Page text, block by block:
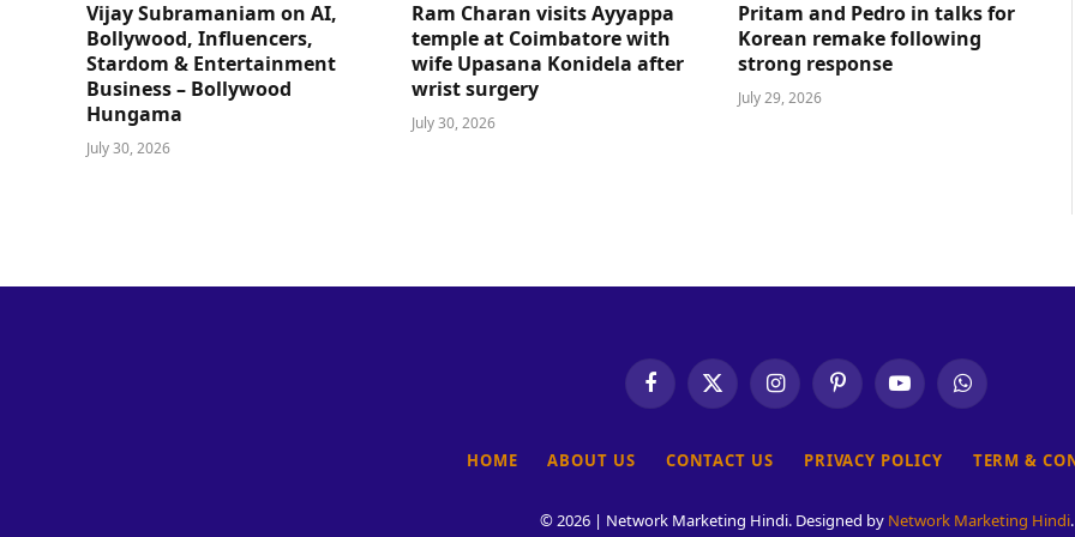
Vijay Subramaniam on AI,
Bollywood, Influencers,
Stardom & Entertainment
Business – Bollywood
Hungama
July 30, 2026
Ram Charan visits Ayyappa
temple at Coimbatore with
wife Upasana Konidela after
wrist surgery
July 30, 2026
Pritam and Pedro in talks for
Korean remake following
strong response
July 29, 2026
FacebookX
(Twitter)
InstagramPinterestYouTubeWhatsApp
HOME ABOUT US CONTACT US PRIVACY POLICY TERM &
© 2026 | Network Marketing Hindi. Designed by Network Marketing Hindi.